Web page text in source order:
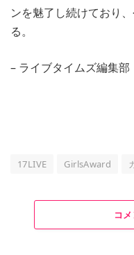
ンを魅了し続けており
る。
– ライブタイムズ編集部
17LIVE GirlsAward
コ